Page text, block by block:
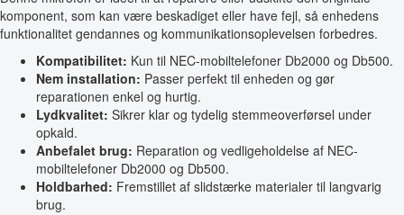
komponent, som kan være beskadiget eller have fejl, så enhedens
funktionalitet gendannes og kommunikationsoplevelsen forbedres.
Kompatibilitet: Kun til NEC-mobiltelefoner Db2000 og Db500.
Nem installation: Passer perfekt til enheden og gør
reparationen enkel og hurtig.
Lydkvalitet: Sikrer klar og tydelig stemmeoverførsel under
opkald.
Anbefalet brug: Reparation og vedligeholdelse af NEC-
mobiltelefoner Db2000 og Db500.
Holdbarhed: Fremstillet af slidstærke materialer til langvarig
brug.